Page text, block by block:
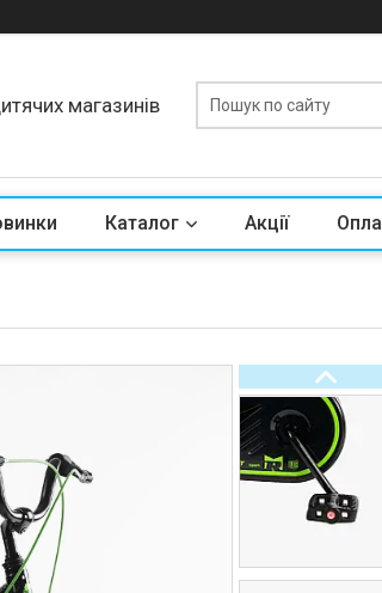
магазинів
Каталог Акції